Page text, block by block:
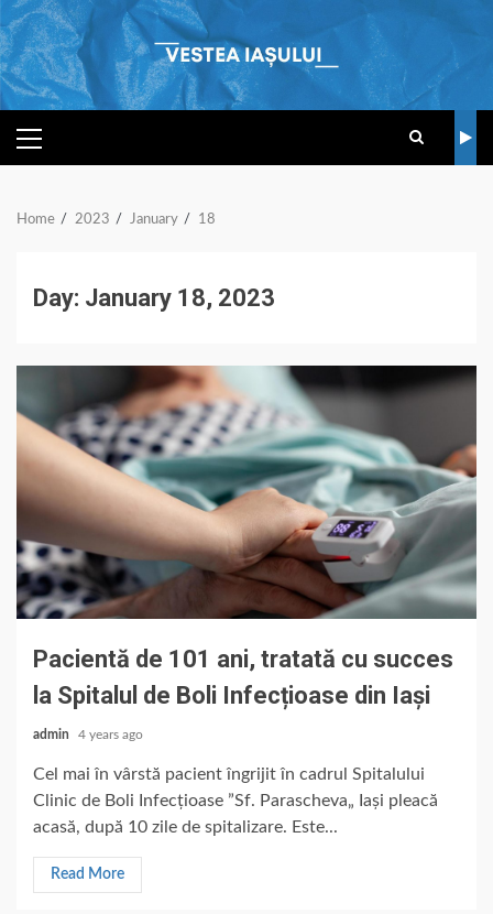
Skip
to
content
PRIMARY
MENU
Home 2023 January 18
Day: January 18, 2023
Pacientă de 101 ani, tratată cu succes
la Spitalul de Boli Infecțioase din Iași
admin 4 years ago
Cel mai în vârstă pacient îngrijit în cadrul Spitalului
Clinic de Boli Infecțioase ”Sf. Parascheva„ Iași pleacă
acasă, după 10 zile de spitalizare. Este...
Read More